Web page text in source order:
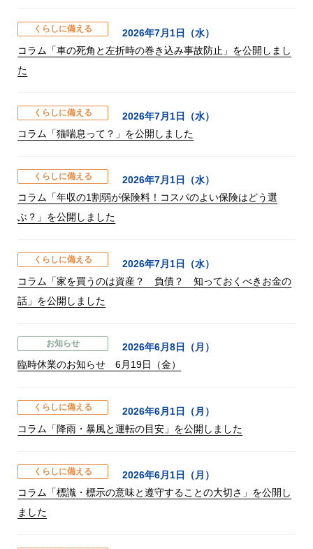
くらしに備える
2026年7月1日（水）
コラム「車の死角と左折時の巻き込み事故防止」を公開しまし
た
くらしに備える
2026年7月1日（水）
コラム「猫喘息って？」を公開しました
くらしに備える
2026年7月1日（水）
コラム「年収の1割弱が保険料！コスパのよい保険はどう選
ぶ？」を公開しました
くらしに備える
2026年7月1日（水）
コラム「家を買うのは資産？ 負債？ 知っておくべきお金の
話」を公開しました
お知らせ
2026年6月8日（月）
臨時休業のお知らせ 6月19日（金）
くらしに備える
2026年6月1日（月）
コラム「降雨・暴風と運転の目安」を公開しました
くらしに備える
2026年6月1日（月）
コラム「標識・標示の意味と遵守することの大切さ」を公開し
ました